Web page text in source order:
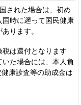
された場合は、初め
時に遡って国民健康
ります。
は還付となります
た場合には、本人負
康診査等の助成金は